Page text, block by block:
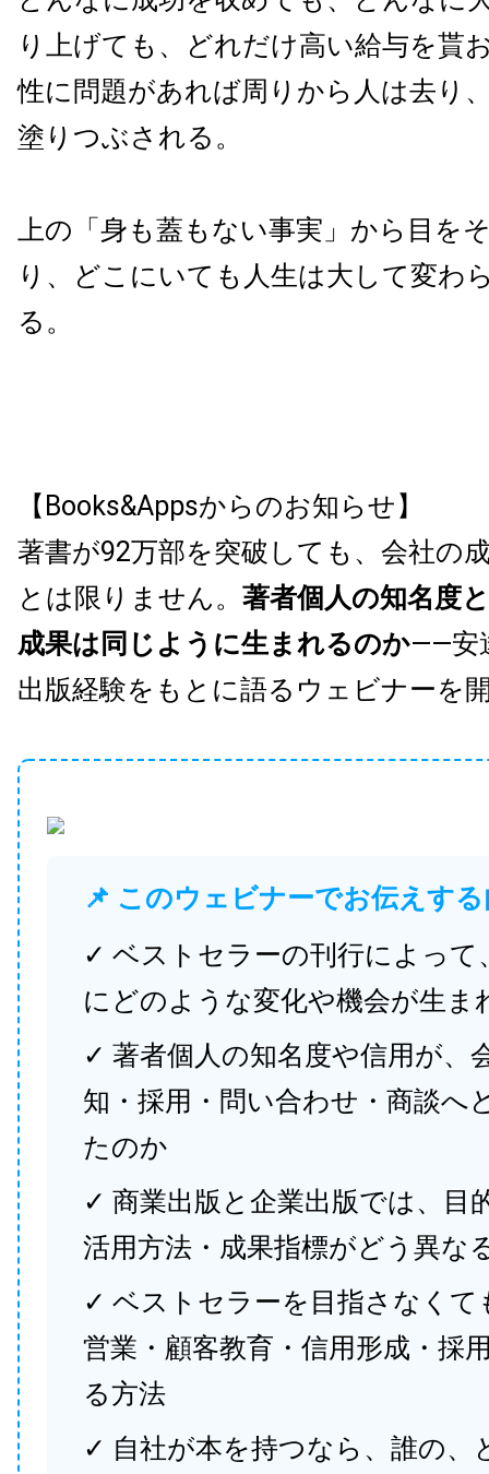
り上げても、どれだけ高い給与を貰
性に問題があれば周りから人は去り
塗りつぶされる。
上の「身も蓋もない事実」から目を
り、どこにいても人生は大して変わ
る。
【Books&Appsからのお知らせ】
著書が92万部を突破しても、会社の
とは限りません。 著者個人の知名度
成果は同じように生まれるのか——安
出版経験をもとに語るウェビナーを
📌 このウェビナーでお伝えす
✓ ベストセラーの刊行によって
にどのような変化や機会が生ま
✓ 著者個人の知名度や信用が、
知・採用・問い合わせ・商談へ
たのか
✓ 商業出版と企業出版では、目
活用方法・成果指標がどう異な
✓ ベストセラーを目指さなくて
営業・顧客教育・信用形成・採
る方法
✓ 自社が本を持つなら、誰の、